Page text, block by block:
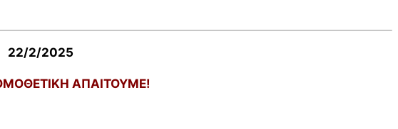
22/2/2025
ΑΠΑΙΤΟΥΜΕ!